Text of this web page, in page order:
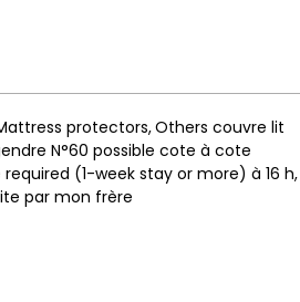
protectors Others couvre lit
N°60 possible cote à cote
(1-week stay or more) à 16 h
par mon frère